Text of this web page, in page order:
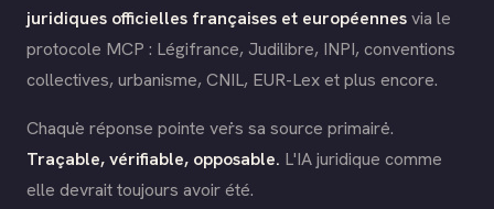
juridiques officielles françaises et européennesvia le
protocole MCP : Légifrance, Judilibre, INPI, conventions
collectives, urbanisme, CNIL, EUR-Lex et plus encore.
Chaque réponse pointe vers sa source primaire.
Traçable, vérifiable, opposable. L'IA juridique comme
elle devrait toujours avoir été.